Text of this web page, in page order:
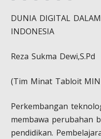
DUNIA DIGITAL
INDONESIA
Reza Sukma Dewi,S.Pd
(Tim Minat Tabloit MIN
Perkembangan
membawa perubahan
pendidikan.